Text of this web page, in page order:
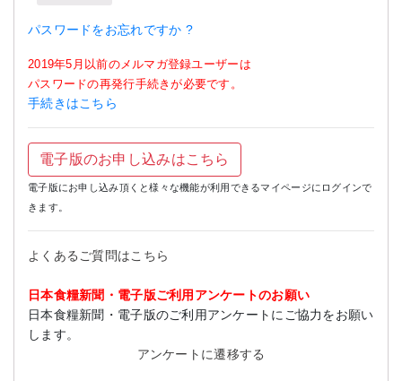
パスワードをお忘れですか ?
2019年5月以前のメルマガ登録ユーザーは
パスワードの再発行手続きが必要です。
手続きはこちら
電子版のお申し込みはこちら
電子版にお申し込み頂くと様々な機能が利用できるマイページにログインで
きます。
よくあるご質問はこちら
日本食糧新聞・電子版ご利用アンケートのお願い
日本食糧新聞・電子版のご利用アンケートにご協力をお願い
します。
アンケートに遷移する